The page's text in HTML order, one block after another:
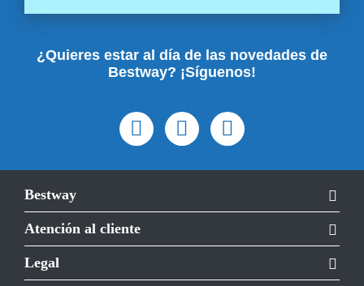
¿Quieres estar al día de las novedades de
Bestway? ¡Síguenos!
Bestway
Atención al cliente
Legal